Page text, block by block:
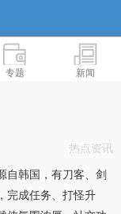
专题 新闻
热点资讯
自韩国，有刀客、剑
完成任务、打怪升